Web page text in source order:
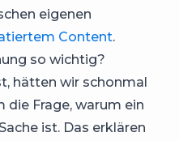
eigenen
Content.
so wichtig?
hätten wir schonmal
die Frage, warum ein
ist. Das erklären